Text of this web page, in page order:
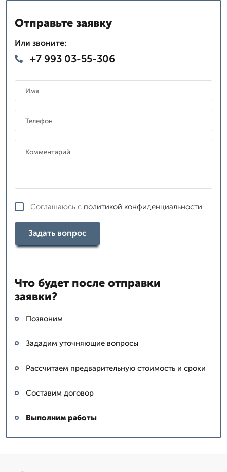
Отправьте заявку
Или звоните:
+7 993 03-55-306
Соглашаюсь с политикой конфиденциальности
Задать вопрос
Что будет после отправки
заявки?
Позвоним
Зададим уточняющие вопросы
Рассчитаем предварительную стоимость и сроки
Составим договор
Выполним работы